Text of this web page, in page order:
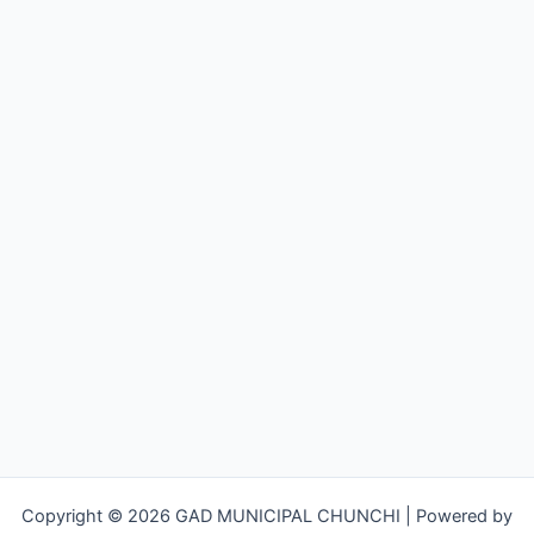
Copyright © 2026 GAD MUNICIPAL CHUNCHI | Powered by